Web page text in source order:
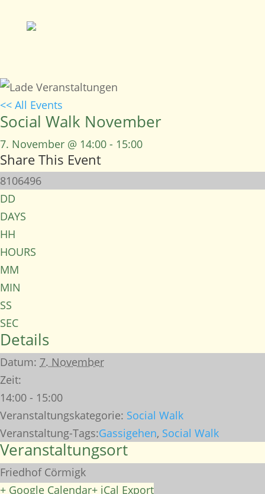
<< All Events
Social Walk November
7. November @ 14:00 - 15:00
Share This Event
8106496
DD
DAYS
HH
HOURS
MM
MIN
SS
SEC
Details
Datum: 7. November
Zeit:
14:00 - 15:00
Veranstaltungskategorie: Social Walk
Veranstaltung-Tags:Gassigehen, Social Walk
Veranstaltungsort
Friedhof Cörmigk
+ Google Calendar+ iCal Export